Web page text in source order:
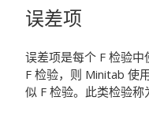
误差项
误差项是每个 F 检验
F 检验，则 Minitab 使
似 F 检验。此类检验称